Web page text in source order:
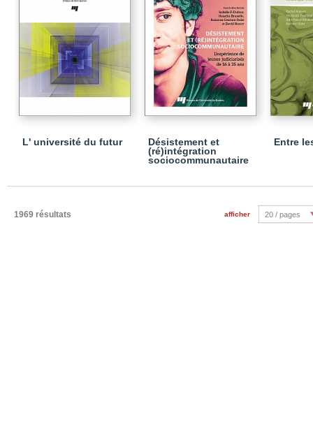
L' université du futur
Désistement et
(ré)intégration
sociocommunautaire
Entre
1969 résultats afficher 20 / pages